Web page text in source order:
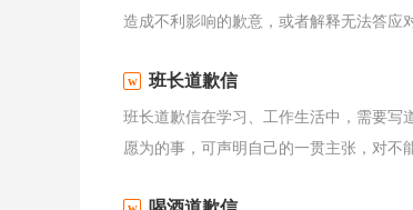
造成不利影响的歉意，或者解释无法答应
班长道歉信
班长道歉信在学习、工作生活中，需要写
愿为的事，可声明自己的一贯主张，对不